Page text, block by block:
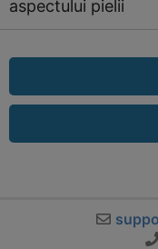
aspectului pielii